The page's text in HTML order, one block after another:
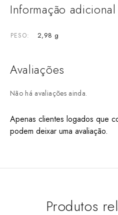
Informação adicional
PESO 2,98 g
Avaliações
Não há avaliações ainda.
Apenas clientes logados que
podem deixar uma avaliação.
Produtos